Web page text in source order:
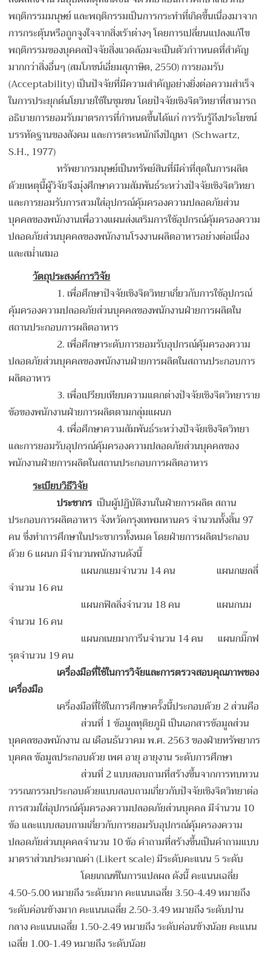
พฤติกรรมมนุษย์ และพฤติกรรมเป็นการกระทำที่เกิดขึ้นเนื่องมาจาก
การกระตุ้นหรือถูกจูงใจจากสิ่งเร้าต่างๆ โดยการเปลี่ยนแปลงแก้ไข
พฤติกรรมของบุคคลปัจจัยสิ่งแวดล้อมจะเป็นตัวกำาหนดที่สำคัญ
มากกว่าสิ่งอื่นๆ (สมโภชน์เอี่ยมสุภาษิต, 2550) การยอมรับ
(Acceptability) เป็นปัจจัยที่มีความสำคัญอย่างยิ่งต่อความสำเร็จ
ในการประยุกต์นโยบายใช้ในชุมชน โดยปัจจัยเชิงจิตวิทยาที่สามารถ
อธิบายการยอมรับมาตรการที่กำหนดขึ้นได้แก่ การรับรู้ถึงประโยชน์
บรรทัดฐานของสังคม และการตระหนักถึงปัญหา (Schwartz,
S.H., 1977)
ทรัพยากรมนุษย์เป็นทรัพย์สินที่มีค่าที่สุดในการผลิต
ด้วยเหตุนี้ผู้วิจัยจึงมุ่งศึกษาความสัมพันธ์ระหว่างปัจจัยเชิงจิตวิทยา
และการยอมรับการสวมใส่อุปกรณ์คุ้มครองความปลอดภัยส่วน
บุคคลของพนักงานเพื่อวางแผนส่งเสริมการใช้อุปกรณ์คุ้มครองความ
ปลอดภัยส่วนบุคคลของพนักงานโรงงานผลิตอาหารอย่างต่อเนื่อง
และสมํ่าเสมอ
วัตถุประสงค์การวิจัย
1. เพื่อศึกษาปัจจัยเชิงจิตวิทยาเกี่ยวกับการใช้อุปกรณ์
คุ้มครองความปลอดภัยส่วนบุคคลของพนักงานฝ่ายการผลิตใน
สถานประกอบการผลิตอาหาร
2. เพื่อศึกษาระดับการยอมรับอุปกรณ์คุ้มครองความ
ปลอดภัยส่วนบุคคลของพนักงานฝ่ายการผลิตในสถานประกอบการ
ผลิตอาหาร
3. เพื่อเปรียบเทียบความแตกต่างปัจจัยเชิงจิตวิทยาราย
ข้อของพนักงานฝ่ายการผลิตตามกลุ่มแผนก
4. เพื่อศึกษาความสัมพันธ์ระหว่างปัจจัยเชิงจิตวิทยา
และการยอมรับอุปกรณ์คุ้มครองความปลอดภัยส่วนบุคคลของ
พนักงานฝ่ายการผลิตในสถานประกอบการผลิตอาหาร
ระเบียบวิธีวิจัย
ประชากร เป็นผู้ปฏิบัติงานในฝ่ายการผลิต สถาน
ประกอบการผลิตอาหาร จังหวัดกรุงเทพมหานคร จำนวนทั้งสิ้น 97
คน ซึ่งทำการศึกษาในประชากรทั้งหมด โดยฝ่ายการผลิตประกอบ
ด้วย 6 แผนก มีจำนวนพนักงานดังนี้
แผนกแยมจำนวน 14 คน แผนกเยลลี่
จำนวน 16 คน
แผนกฟิลลิ่งจำนวน 18 คน แผนกนม
จำนวน 16 คน
แผนกเนยมาการีนจำนวน 14 คน แผนกมิ๊กฟ
รุตจำนวน 19 คน
เครื่องมือที่ใช้ในการวิจัยและการตรวจสอบคุณภาพของ
เครื่องมือ
เครื่องมือที่ใช้ในการศึกษาครั้งนี้ประกอบด้วย 2 ส่วนคือ
ส่วนที่ 1 ข้อมูลทุติยภูมิ เป็นเอกสารข้อมูลส่วน
บุคคลของพนักงาน ณ เดือนธันวาคม พ.ศ. 2563 ของฝ่ายทรัพยากร
บุคคล ข้อมูลประกอบด้วย เพศ อายุ อายุงาน ระดับการศึกษา
ส่วนที่ 2 แบบสอบถามที่สร้างขึ้นจากการทบทวน
วรรณกรรมประกอบด้วยแบบสอบถามเกี่ยวกับปัจจัยเชิงจิตวิทยาต่อ
การสวมใส่อุปกรณ์คุ้มครองความปลอดภัยส่วนบุคคล มีจำนวน 10
ข้อ และแบบสอบถามเกี่ยวกับการยอมรับอุปกรณ์คุ้มครองความ
ปลอดภัยส่วนบุคคลจำนวน 10 ข้อ คำถามที่สร้างขึ้นเป็นคำถามแบบ
มาตราส่วนประมาณค่า (Likert scale) มีระดับคะแนน 5 ระดับ
โดยเกณฑ์ในการแปลผล ดังนี้ คะแนนเฉลี่ย
4.50-5.00 หมายถึง ระดับมาก คะแนนเฉลี่ย 3.50-4.49 หมายถึง
ระดับค่อนข้างมาก คะแนนเฉลี่ย 2.50-3.49 หมายถึง ระดับปาน
กลาง คะแนนเฉลี่ย 1.50-2.49 หมายถึง ระดับค่อนข้างน้อย คะแนน
เฉลี่ย 1.00-1.49 หมายถึง ระดับน้อย